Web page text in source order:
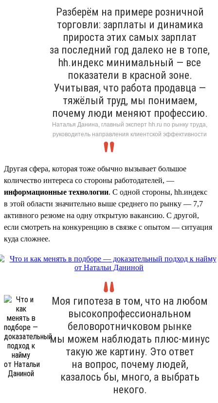
Разберём на примере розничной
торговли: зарплаты и динамика
прироста этих самых зарплат
за последний год далеко не в топе,
hh.индекс минимальный — все
показатели в красной зоне.
Учитывая, что работа продавца —
тяжёлый труд, мы понимаем,
почему люди меняют профессию.
Наталья Данина, главный эксперт hh.ru по рынку труда,
руководитель направления клиентской эффективности
Другая сфера, которая тоже обычно вызывает большое
количество интереса со стороны работодателей, —
информационные технологии. С одной стороны, hh.индекс
в этой области значительно выше среднего по рынку — 7,7
активного резюме на одну открытую вакансию. С другой,
если смотреть на конкуренцию в связке с опытом — ситуация
куда сложнее.
Моя гипотеза в том, что на любом
высокопрофессиональном
беловоротничковом рынке
мы можем наблюдать плюс-минус
такую же картину. Это ответ
на вопрос, почему людей,
казалось бы, много, а выбрать
некого.